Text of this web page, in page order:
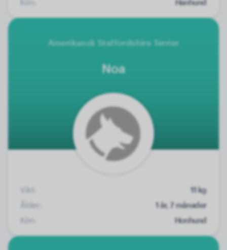
Amerikansk Staffordshire Terrier
Noa
Vikt:
11 kg
Ålder:
1 år, 7 månader
Kön:
Honhund